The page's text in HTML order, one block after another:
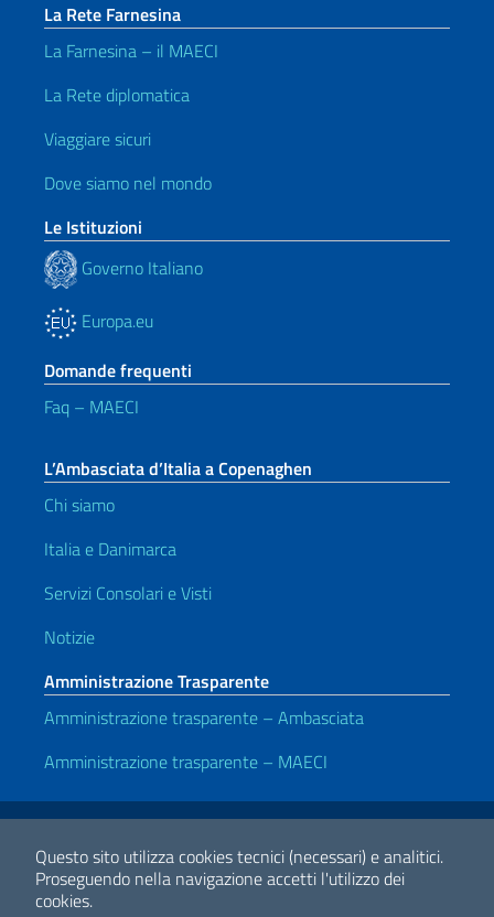
Questo sito utilizza cookies tecnici (necessari) e analitici.
Proseguendo nella navigazione accetti l'utilizzo dei
cookies.
La Rete Farnesina
La Farnesina – il MAECI
La Rete diplomatica
Viaggiare sicuri
Dove siamo nel mondo
Le Istituzioni
Governo Italiano
Europa.eu
Domande frequenti
Faq – MAECI
L’Ambasciata d’Italia a Copenaghen
Chi siamo
Italia e Danimarca
Servizi Consolari e Visti
Notizie
Amministrazione Trasparente
Amministrazione trasparente – Ambasciata
Amministrazione trasparente – MAECI
Link Utili